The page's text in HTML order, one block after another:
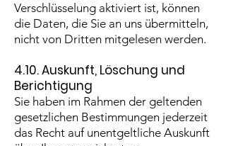
Verschlüsselung aktiviert ist, können
die Daten, die Sie an uns übermitteln,
nicht von Dritten mitgelesen werden.
4.10. Auskunft, Löschung und
Berichtigung
Sie haben im Rahmen der geltenden
gesetzlichen Bestimmungen jederzeit
das Recht auf unentgeltliche Auskunft